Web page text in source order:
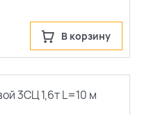
В корзину
3СЦ 1,6т L=10 м